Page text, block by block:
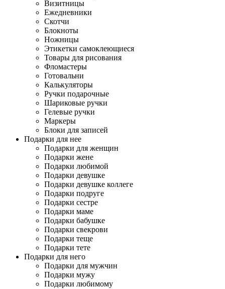
Визитницы
Ежедневники
Скотчи
Блокноты
Ножницы
Этикетки самоклеющиеся
Товары для рисования
Фломастеры
Готовальни
Калькуляторы
Ручки подарочные
Шариковые ручки
Гелевые ручки
Маркеры
Блоки для записей
Подарки для нее
Подарки для женщин
Подарки жене
Подарки любимой
Подарки девушке
Подарки девушке коллеге
Подарки подруге
Подарки сестре
Подарки маме
Подарки бабушке
Подарки свекрови
Подарки теще
Подарки тете
Подарки для него
Подарки для мужчин
Подарки мужу
Подарки любимому